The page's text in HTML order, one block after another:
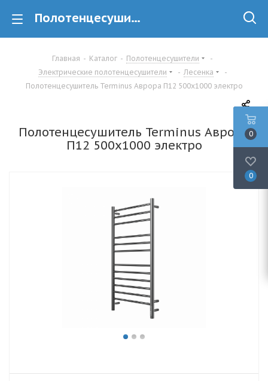
Полотенцесушитель Terminus Аврора П12 500х1000 электро купить в минске
Главная - Каталог - Полотенцесушители
-
Электрические полотенцесушители
- Лесенка
-
Полотенцесушитель Terminus Аврора П12 500х1000 электро
Полотенцесушитель Terminus Аврора
П12 500х1000 электро
0
0